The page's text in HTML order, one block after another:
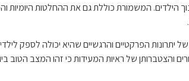
הילדים. המשמורת כוללת גם את ההחלטות היומיות
הפרקטיים והרגשיים שהיא יכולה לספק
והצטברותן של ראיות המעידות כי זהו המצב הטוב